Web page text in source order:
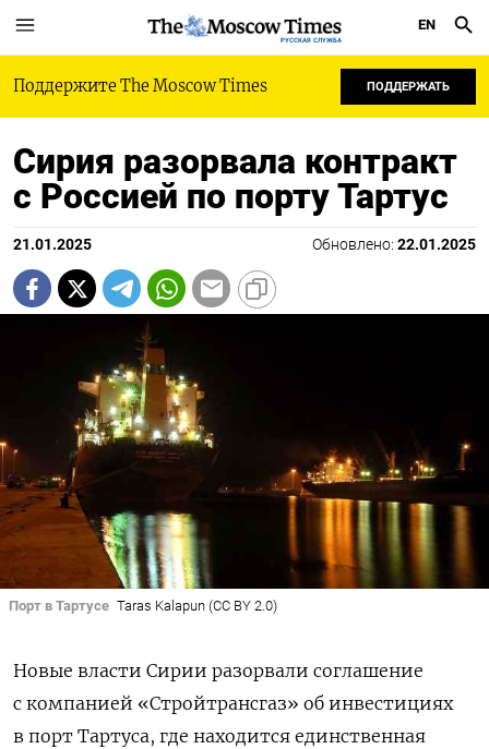
РУССКАЯ СЛУЖБА
EN
Поддержите The Moscow Times ПОДДЕРЖАТЬ
Сирия разорвала контракт
с Россией по порту Тартус
21.01.2025 Обновлено: 22.01.2025
Порт в Тартусе Taras Kalapun (CC BY 2.0)
Новые власти Сирии разорвали соглашение
с компанией «Стройтрансгаз» об инвестициях
в порт Тартуса, где находится единственная